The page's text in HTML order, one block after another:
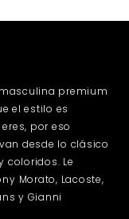
premium
el estilo es
por eso
desde lo clásico
coloridos. Le
Morato, Lacoste,
y Gianni